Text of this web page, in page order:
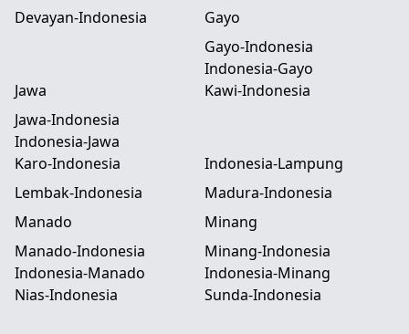
Devayan-Indonesia
Gayo
Gayo-Indonesia
Indonesia-Gayo
Jawa
Jawa-Indonesia
Indonesia-Jawa
Kawi-Indonesia
Karo-Indonesia
Indonesia-Lampung
Lembak-Indonesia
Madura-Indonesia
Manado
Manado-Indonesia
Indonesia-Manado
Minang
Minang-Indonesia
Indonesia-Minang
Nias-Indonesia
Sunda-Indonesia